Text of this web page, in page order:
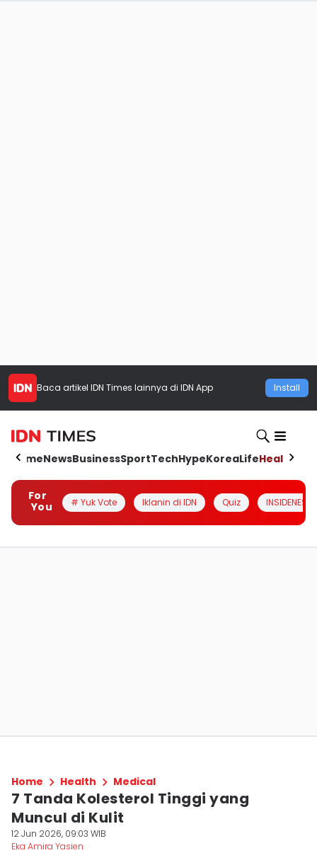
Baca artikel IDN Times lainnya di IDN App Install
HomeNewsBusinessSportTechHypeKoreaLifeHealth
For
You
# Yuk Vote Iklanin di IDN Quiz INSIDENESIA
Home Health Medical
7 Tanda Kolesterol Tinggi yang
Muncul di Kulit
12 Jun 2026, 09:03 WIB
Eka Amira Yasien